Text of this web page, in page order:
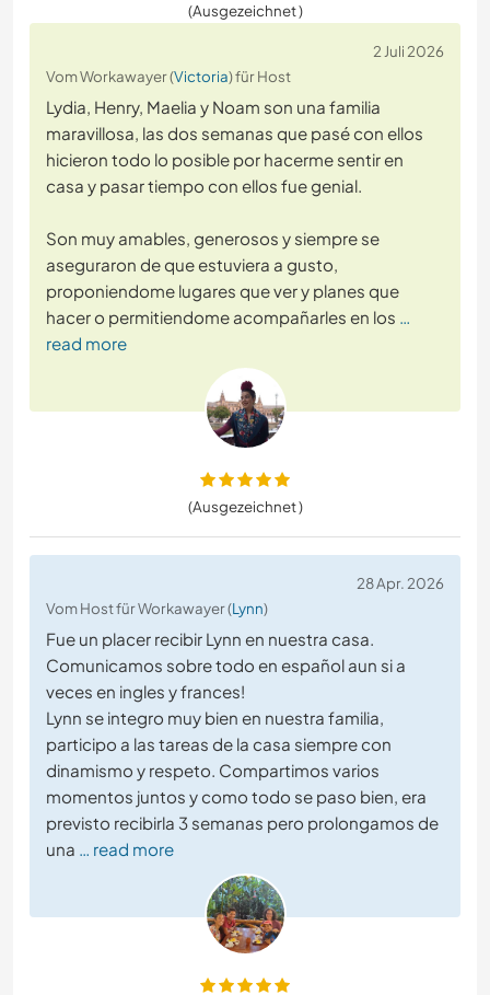
(Ausgezeichnet )
2 Juli 2026
Vom Workawayer (Victoria) für Host
Lydia, Henry, Maelia y Noam son una familia
maravillosa, las dos semanas que pasé con ellos
hicieron todo lo posible por hacerme sentir en
casa y pasar tiempo con ellos fue genial.
Son muy amables, generosos y siempre se
aseguraron de que estuviera a gusto,
proponiendome lugares que ver y planes que
hacer o permitiendome acompañarles en los …
read more
(Ausgezeichnet )
28 Apr. 2026
Vom Host für Workawayer (Lynn)
Fue un placer recibir Lynn en nuestra casa.
Comunicamos sobre todo en español aun si a
veces en ingles y frances!
Lynn se integro muy bien en nuestra familia,
participo a las tareas de la casa siempre con
dinamismo y respeto. Compartimos varios
momentos juntos y como todo se paso bien, era
previsto recibirla 3 semanas pero prolongamos de
una … read more